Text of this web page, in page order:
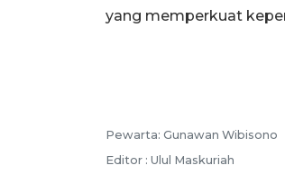
yang memperkuat
Pewarta: Gunawan Wibisono
Editor : Ulul Maskuriah